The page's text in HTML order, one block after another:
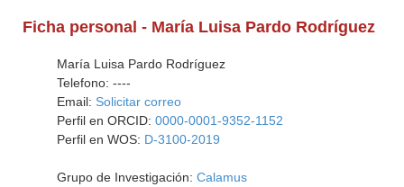
Ficha personal - María Luisa Pardo Rodríguez
María Luisa Pardo Rodríguez
Telefono: ----
Email: Solicitar correo
Perfil en ORCID: 0000-0001-9352-1152
Perfil en WOS: D-3100-2019
Grupo de Investigación: Calamus